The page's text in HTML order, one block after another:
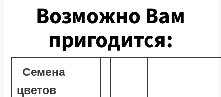
Возможно Вам
пригодится:
Семена
цветов